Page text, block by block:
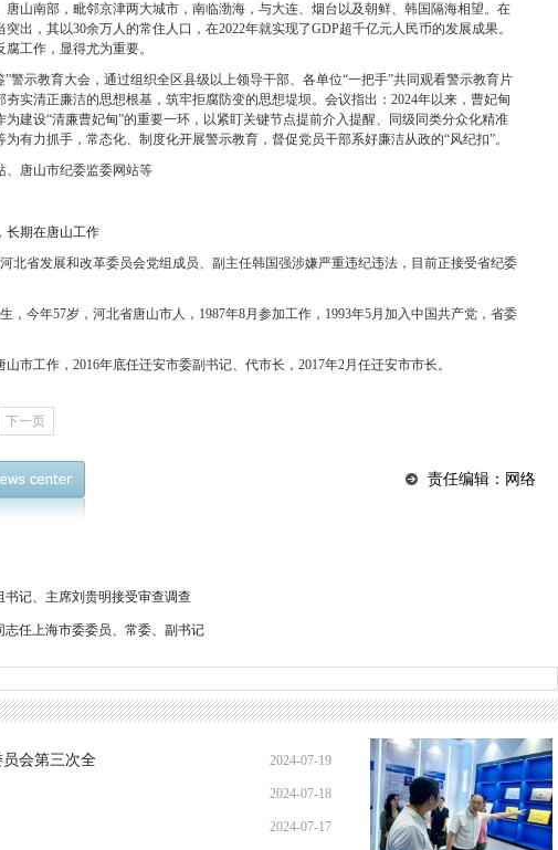
山南部，毗邻京津两大城市，南临渤海，与大连、烟台以及朝鲜、韩国隔海相望。在
出，其以30余万人的常住人口，在2022年就实现了GDP超千亿元人民币的发展成果。
工作，显得尤为重要。
警示教育大会，通过组织全区县级以上领导干部、各单位“一把手”共同观看警示教育片
夯实清正廉洁的思想根基，筑牢拒腐防变的思想堤坝。会议指出：2024年以来，曹妃甸
为建设“清廉曹妃甸”的重要一环，以紧盯关键节点提前介入提醒、同级同类分众化精准
有力抓手，常态化、制度化开展警示教育，督促党员干部系好廉洁从政的“风纪扣”。
、唐山市纪委监委网站等
长期在唐山工作
北省发展和改革委员会党组成员、副主任韩国强涉嫌严重违纪违法，目前正接受省纪委
，今年57岁，河北省唐山市人，1987年8月参加工作，1993年5月加入中国共产党，省委
市工作，2016年底任迁安市委副书记、代市长，2017年2月任迁安市市长。
下一页
责任编辑：网络
记、主席刘贵明接受审查调查
任上海市委委员、常委、副书记
会第三次全 2024-07-19
12:09:36
2024-07-18
11:26:51
2024-07-17